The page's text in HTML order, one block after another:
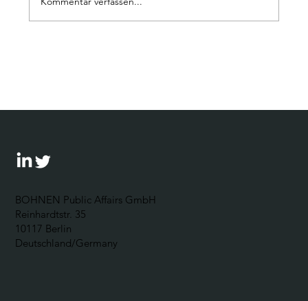
BOHNEN Public Affairs GmbH
Reinhardtstr. 35
10117 Berlin
Deutschland/Germany